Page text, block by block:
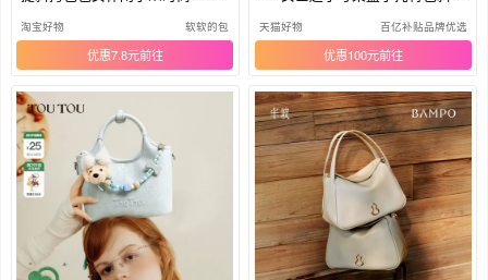
新
淘宝好物 软软的包
优惠7.8元
包
天猫好物 百亿补贴品牌优选
优惠100元